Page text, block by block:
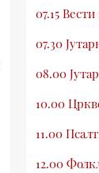
07.15
07.30
08.00
10.00
11.00
12.00